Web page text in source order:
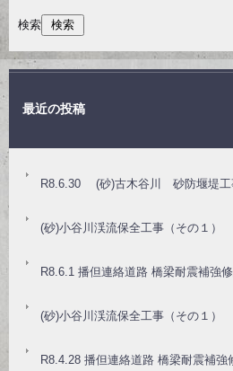
検索
最近の投稿
R8.6.30 (砂)古木谷川 砂防堰堤工
(砂)小谷川渓流保全工事（その１）
R8.6.1 播但連絡道路 橋梁耐震補強
(砂)小谷川渓流保全工事（その１）
R8.4.28 播但連絡道路 橋梁耐震補強